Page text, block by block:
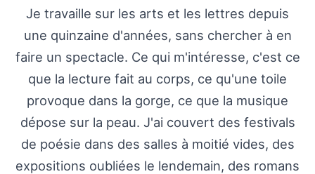
Je travaille sur les arts et les lettres depuis
une quinzaine d'années, sans chercher à en
faire un spectacle. Ce qui m'intéresse, c'est ce
que la lecture fait au corps, ce qu'une toile
provoque dans la gorge, ce que la musique
dépose sur la peau. J'ai couvert des festivals
de poésie dans des salles à moitié vides, des
expositions oubliées le lendemain, des romans